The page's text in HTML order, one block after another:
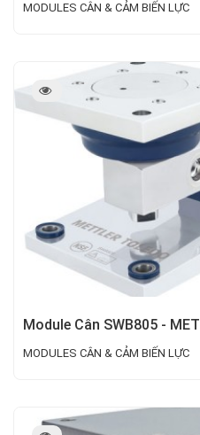
MODULES CÂN & CẢM BIẾN LỰC
Module Cân SWB805 -
MODULES CÂN & CẢM BIẾN LỰC